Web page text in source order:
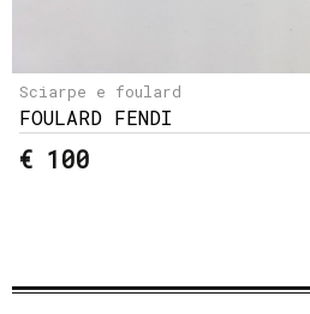
Sciarpe e foulard
FOULARD FENDI
€ 100